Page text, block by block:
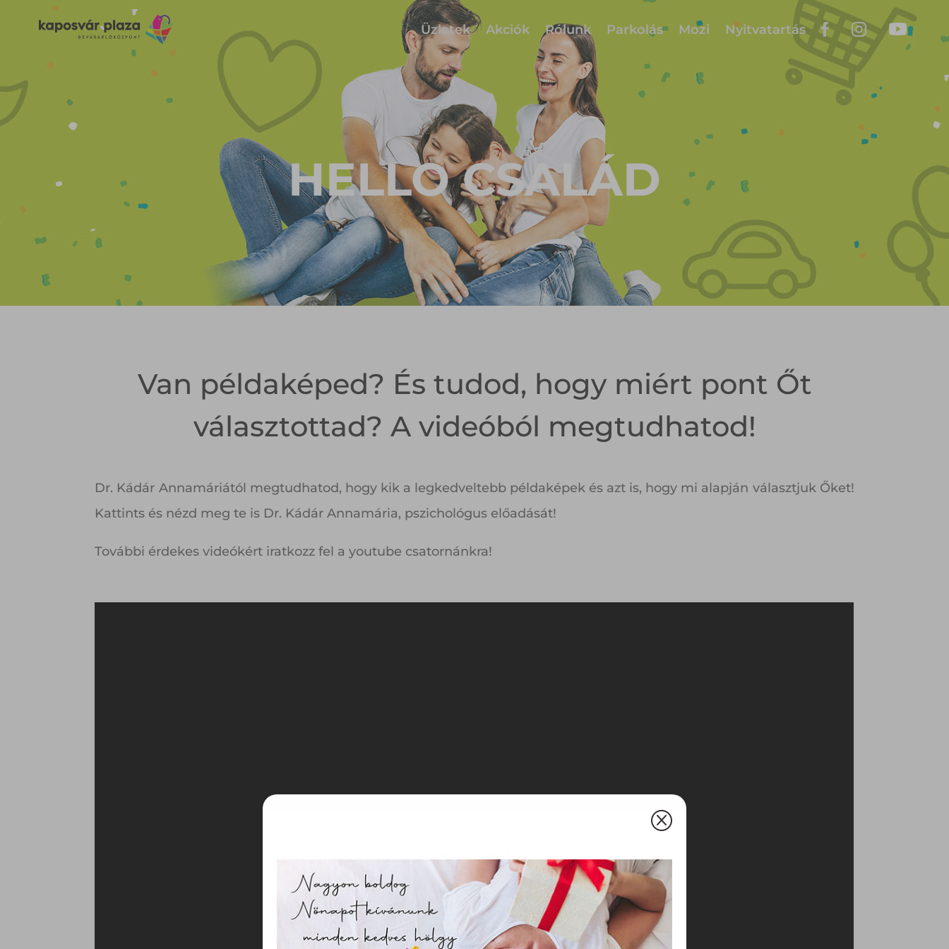
Üzletek Akciók Rólunk Parkolás Mozi Nyitvatartás
HELLO CSALÁD
Van példaképed? És tudod, hogy miért pont Őt
választottad? A videóból megtudhatod!
Dr. Kádár Annamáriától megtudhatod, hogy kik a legkedveltebb példaképek és azt is, hogy mi alapján választjuk Őket!
Kattints és nézd meg te is Dr. Kádár Annamária, pszichológus előadását!
További érdekes videókért iratkozz fel a youtube csatornánkra!
Q
Ez az oldal sütiket használ
Weboldalunkon „cookie"-kat (továbbiakban „süti") alkalmazunk. Ezek olyan